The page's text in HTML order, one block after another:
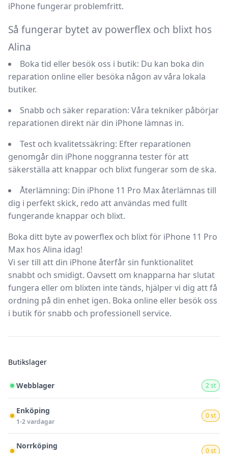
iPhone fungerar problemfritt.
Så fungerar bytet av powerflex och blixt hos
Alina
Boka tid eller besök oss i butik: Du kan boka din
reparation online eller besöka någon av våra lokala
butiker.
Snabb och säker reparation: Våra tekniker påbörjar
reparationen direkt när din iPhone lämnas in.
Test och kvalitetssäkring: Efter reparationen
genomgår din iPhone noggranna tester för att
säkerställa att knappar och blixt fungerar som de ska.
Återlämning: Din iPhone 11 Pro Max återlämnas till
dig i perfekt skick, redo att användas med fullt
fungerande knappar och blixt.
Boka ditt byte av powerflex och blixt för iPhone 11 Pro
Max hos Alina idag!
Vi ser till att din iPhone återfår sin funktionalitet
snabbt och smidigt. Oavsett om knapparna har slutat
fungera eller om blixten inte tänds, hjälper vi dig att få
ordning på din enhet igen. Boka online eller besök oss
i butik för snabb och professionell service.
Butikslager
Webblager 2 st
Enköping
1-2 vardagar
0 st
Norrköping
0 st